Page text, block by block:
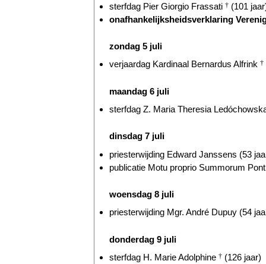
sterfdag Pier Giorgio Frassati † (101
onafhankelijksheidsverklaring
zondag 5 juli
verjaardag Kardinaal Bernardus Alfrink †
maandag 6 juli
sterfdag Z. Maria Theresia
dinsdag 7 juli
priesterwijding Edward Janssens (53
publicatie Motu proprio Summorum
woensdag 8 juli
priesterwijding Mgr. André Dupuy (54
donderdag 9 juli
sterfdag H. Marie Adolphine † (126 jaar)